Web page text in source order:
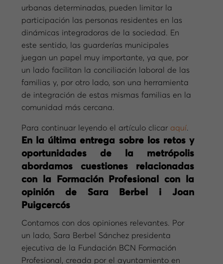
urbanas determinadas, pueden limitar la
participación las personas residentes en las
dinámicas integradoras de la sociedad. En
este sentido, las guarderías municipales
juegan un papel muy importante, ya que, por
un lado facilitan la conciliación laboral de las
familias y, por otro lado, son una herramienta
de integración de estas mismas familias en la
comunidad más cercana.
Para continuar leyendo el artículo clicar aquí
En la última entrega sobre los retos y
oportunidades de la metrópolis
abordamos cuestiones relacionadas
con la Formación Profesional con la
opinión de Sara Berbel i Joan
Puigcercós
Contamos con dos opiniones relevantes. Por
un lado, Sara Berbel Sánchez presidenta
ejecutiva de la Fundación BCN Formación
Profesional, creada por el ayuntamiento en